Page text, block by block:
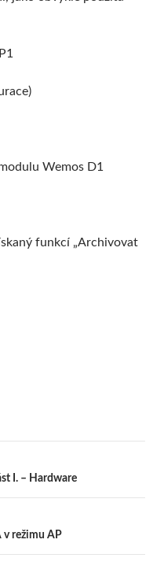
Wemos D1
funkcí „Archivovat
I. – Hardware
v režimu AP